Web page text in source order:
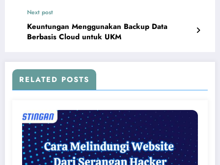
Next post
Keuntungan Menggunakan Backup Data
Berbasis Cloud untuk UKM
RELATED POSTS